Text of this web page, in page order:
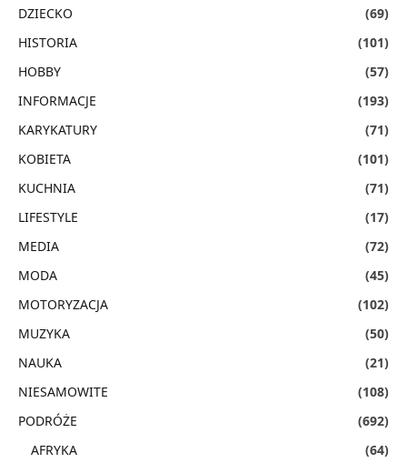
DZIECKO
(69)
HISTORIA
(101)
HOBBY
(57)
INFORMACJE
(193)
KARYKATURY
(71)
KOBIETA
(101)
KUCHNIA
(71)
LIFESTYLE
(17)
MEDIA
(72)
MODA
(45)
MOTORYZACJA
(102)
MUZYKA
(50)
NAUKA
(21)
NIESAMOWITE
(108)
PODRÓŻE
(692)
AFRYKA
(64)